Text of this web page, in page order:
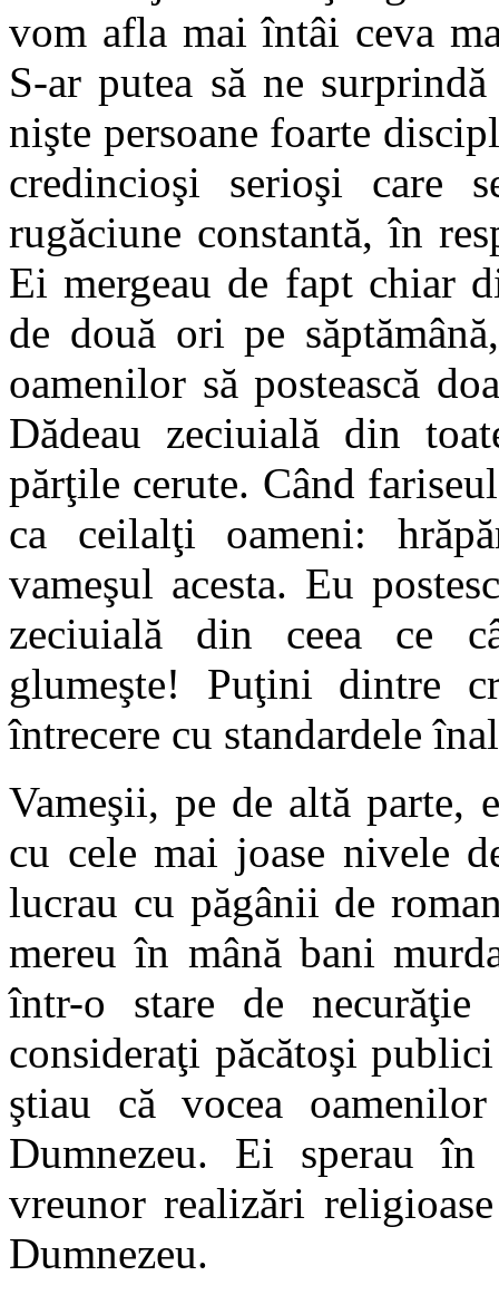
vom afla mai întâi ceva
S-ar putea să ne
nişte persoane foarte
credincioşi serioşi care
rugăciune constantă, în
Ei mergeau de fapt chiar
de două ori pe
oamenilor să postească
Dădeau zeciuială din
părţile cerute. Când
ca ceilalţi oameni:
vameşul acesta. Eu
zeciuială din ceea ce
glumeşte! Puţini dintre
întrecere cu standardele
Vameşii, pe de altă parte,
cu cele mai joase nivele
lucrau cu păgânii de
mereu în mână bani
într-o stare de
consideraţi păcătoşi
ştiau că vocea
Dumnezeu. Ei sperau
vreunor realizări
Dumnezeu.